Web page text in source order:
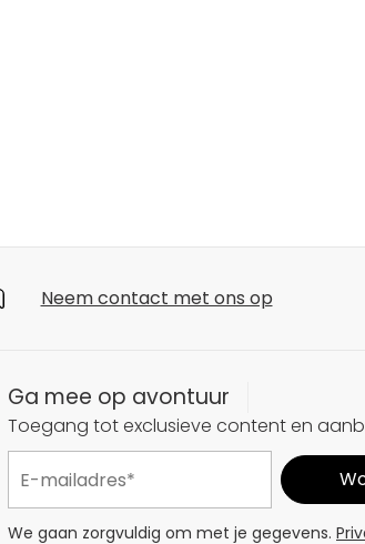
Neem contact met ons op
Ga mee op avontuur
Toegang tot exclusieve content en
We gaan zorgvuldig om met je gegevens.